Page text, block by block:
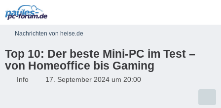
Nachrichten von heise.de
Top 10: Der beste Mini-PC im Test –
von Homeoffice bis Gaming
Info 17. September 2024 um 20:00